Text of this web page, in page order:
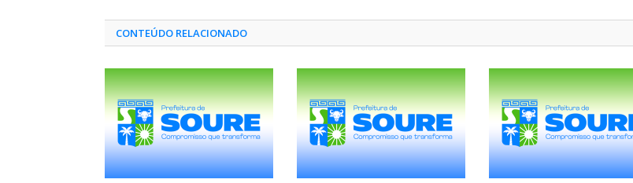
CONTEÚDO RELACIONADO